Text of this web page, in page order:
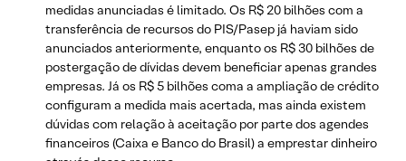
medidas anunciadas é limitado. Os R$ 20 bilhões com a
transferência de recursos do PIS/Pasep já haviam sido
anunciados anteriormente, enquanto os R$ 30 bilhões de
postergação de dívidas devem beneficiar apenas grandes
empresas. Já os R$ 5 bilhões coma a ampliação de crédito
configuram a medida mais acertada, mas ainda existem
dúvidas com relação à aceitação por parte dos agendes
financeiros (Caixa e Banco do Brasil) a emprestar dinheiro